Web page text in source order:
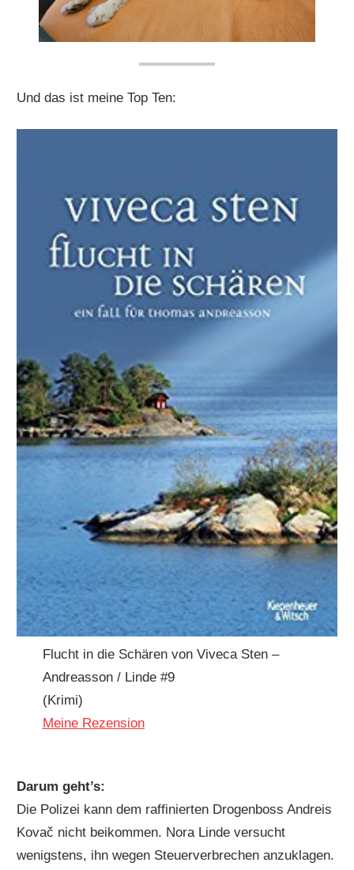
Und das ist meine Top Ten:
Flucht in die Schären von Viveca Sten –
Andreasson / Linde #9
(Krimi)
Meine Rezension
Darum geht’s:
Die Polizei kann dem raffinierten Drogenboss Andreis
Kovač nicht beikommen. Nora Linde versucht
wenigstens, ihn wegen Steuerverbrechen anzuklagen.